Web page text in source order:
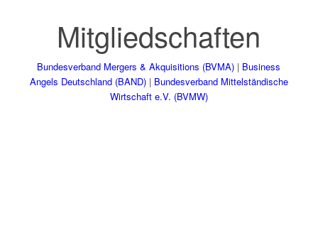
Mitgliedschaften
Bundesverband Mergers & Akquisitions (BVMA) | Business
Angels Deutschland (BAND)| Bundesverband Mittelständische
Wirtschaft e.V. (BVMW)